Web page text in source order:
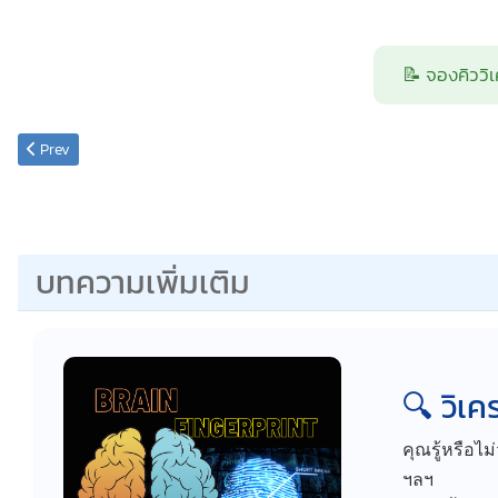
📝 จองคิววิ
Previous article: ผลวิเคราะห์สแกนลายนิ้วมือรู้ได้ถึง IQ EQ AQ CQ
Prev
บทความเพิ่มเติม
🔍 วิเ
คุณรู้หรือไม่
ฯลฯ